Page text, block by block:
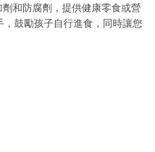
和防腐劑，提供健康零食或營
鼓勵孩子自行進食，同時讓您